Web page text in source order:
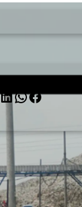
WhatsApp Facebook